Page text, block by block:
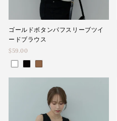
ゴールドボタンパフスリーブツイ
ードブラウス
$59.00